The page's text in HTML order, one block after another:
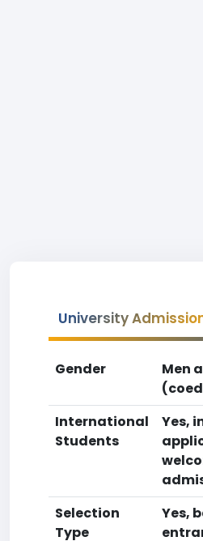
University
Gender
Men
International
Students
Yes,
Selection
Type
Yes,